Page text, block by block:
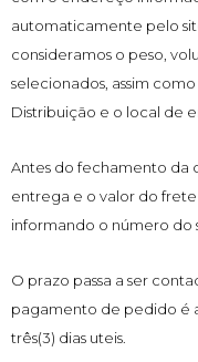
automaticamente pelo
consideramos o peso,
selecionados, assim
Distribuição e o local de
Antes do fechamento da
entrega e o valor do frete
informando o número do
O prazo passa a ser
pagamento de pedido é
três(3) dias uteis.